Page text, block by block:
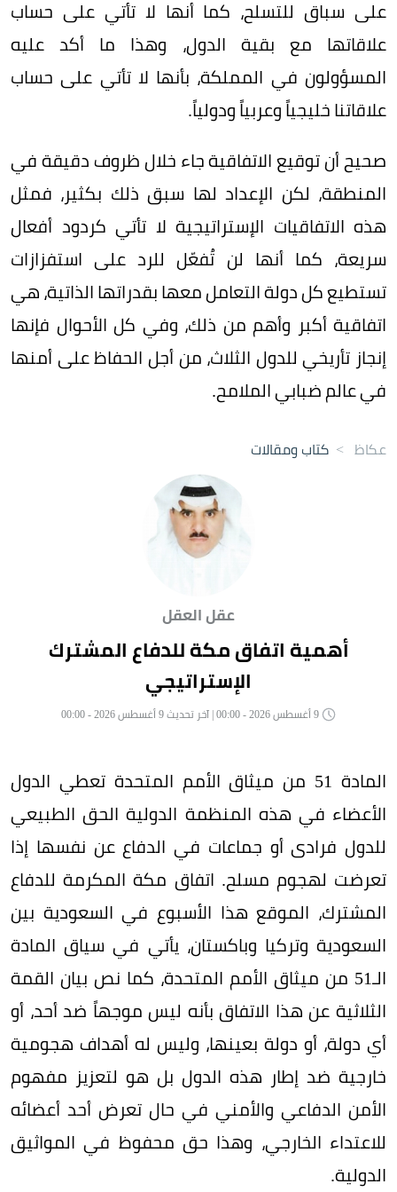
على سباق للتسلح، كما أنها لا تأتي على حساب
علاقاتها مع بقية الدول، وهذا ما أكد عليه
المسؤولون في المملكة، بأنها لا تأتي على حساب
علاقاتنا خليجياً وعربياً ودولياً.
صحيح أن توقيع الاتفاقية جاء خلال ظروف دقيقة في
المنطقة، لكن الإعداد لها سبق ذلك بكثير، فمثل
هذه الاتفاقيات الإستراتيجية لا تأتي كردود أفعال
سريعة، كما أنها لن تُفعّل للرد على استفزازات
تستطيع كل دولة التعامل معها بقدراتها الذاتية، هي
اتفاقية أكبر وأهم من ذلك، وفي كل الأحوال فإنها
إنجاز تأريخي للدول الثلاث، من أجل الحفاظ على أمنها
في عالم ضبابي الملامح.
عكاظ > كتاب ومقالات
عقل العقل
أهمية اتفاق مكة للدفاع المشترك
الإستراتيجي
المادة 51 من ميثاق الأمم المتحدة تعطي الدول
الأعضاء في هذه المنظمة الدولية الحق الطبيعي
للدول فرادى أو جماعات في الدفاع عن نفسها إذا
تعرضت لهجوم مسلح. اتفاق مكة المكرمة للدفاع
المشترك، الموقع هذا الأسبوع في السعودية بين
السعودية وتركيا وباكستان، يأتي في سياق المادة
الـ51 من ميثاق الأمم المتحدة، كما نص بيان القمة
الثلاثية عن هذا الاتفاق بأنه ليس موجهاً ضد أحد، أو
أي دولة، أو دولة بعينها، وليس له أهداف هجومية
خارجية ضد إطار هذه الدول بل هو لتعزيز مفهوم
الأمن الدفاعي والأمني في حال تعرض أحد أعضائه
للاعتداء الخارجي، وهذا حق محفوظ في المواثيق
الدولية.